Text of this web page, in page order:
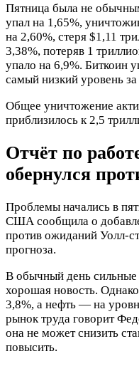
Пятница была не
упал на 1,65%,
на 2,60%, стеря $1,11
3,38%, потеряв 1
упало на 6,9%. Биткоин
самый низкий уровень
Общее уничтожение
приблизилось к 2,5
Отчёт по
обернулся
Проблемы начались в
США сообщила о
против ожиданий Уолл-
прогноза.
В обычный день
хорошая новость.
3,8%, а нефть — на
рынок труда говорит
она не может снизить
повысить.